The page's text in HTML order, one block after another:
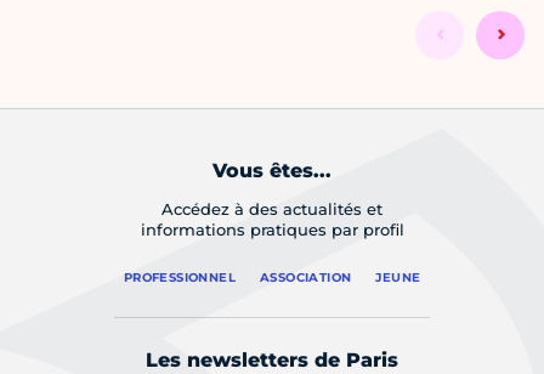
Vous êtes...
Accédez à des actualités et
informations pratiques par profil
PROFESSIONNEL ASSOCIATION JEUNE
Les newsletters de Paris